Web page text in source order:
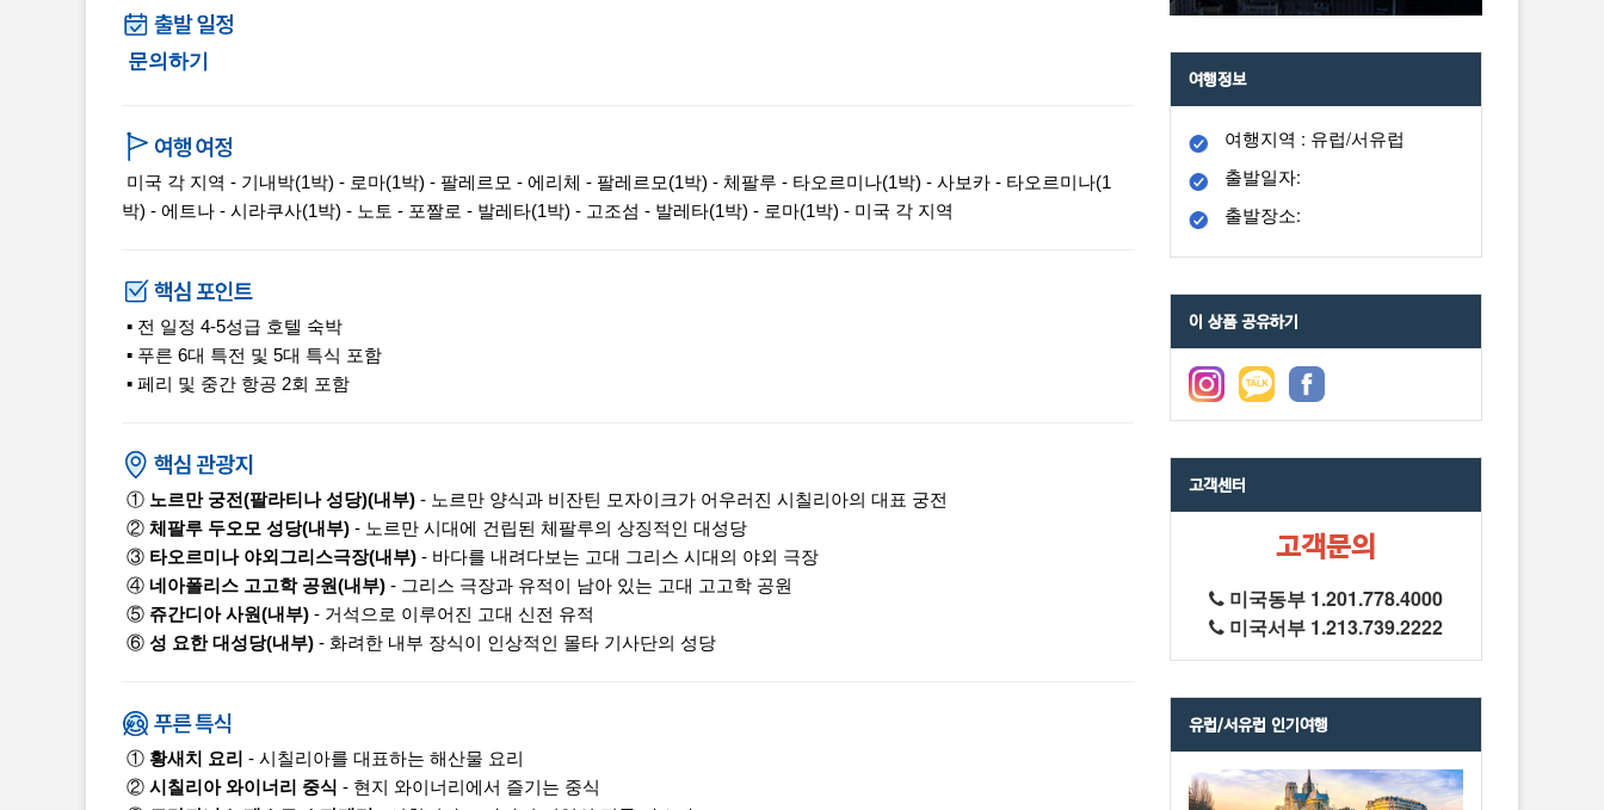
문의하기
미국 각 지역 - 기내박(1박) - 로마(1박) - 팔레르모 - 에리체 - 팔레르모(1박) - 체팔루 - 타오르미나(1박) - 사보카 - 타오르미나(1
박) - 에트나 - 시라쿠사(1박) - 노토 - 포짤로 - 발레타(1박) - 고조섬 - 발레타(1박) - 로마(1박) - 미국 각 지역
▪ 전 일정 4-5성급 호텔 숙박
▪ 푸른 6대 특전 및 5대 특식 포함
▪ 페리 및 중간 항공 2회 포함
① 노르만 궁전(팔라티나 성당)(내부) - 노르만 양식과 비잔틴 모자이크가 어우러진 시칠리아의 대표 궁전
② 체팔루 두오모 성당(내부) - 노르만 시대에 건립된 체팔루의 상징적인 대성당
③ 타오르미나 야외그리스극장(내부) - 바다를 내려다보는 고대 그리스 시대의 야외 극장
④ 네아폴리스 고고학 공원(내부) - 그리스 극장과 유적이 남아 있는 고대 고고학 공원
⑤ 쥬간디아 사원(내부) - 거석으로 이루어진 고대 신전 유적
⑥ 성 요한 대성당(내부) - 화려한 내부 장식이 인상적인 몰타 기사단의 성당
① 황새치 요리 - 시칠리아를 대표하는 해산물 요리
② 시칠리아 와이너리 중식 - 현지 와이너리에서 즐기는 중식
여행정보
여행지역 : 유럽/서유럽
출발일자:
출발장소:
이 상품 공유하기
고객센터
고객문의
미국동부 1.201.778.4000
미국서부 1.213.739.2222
유럽/서유럽 인기여행